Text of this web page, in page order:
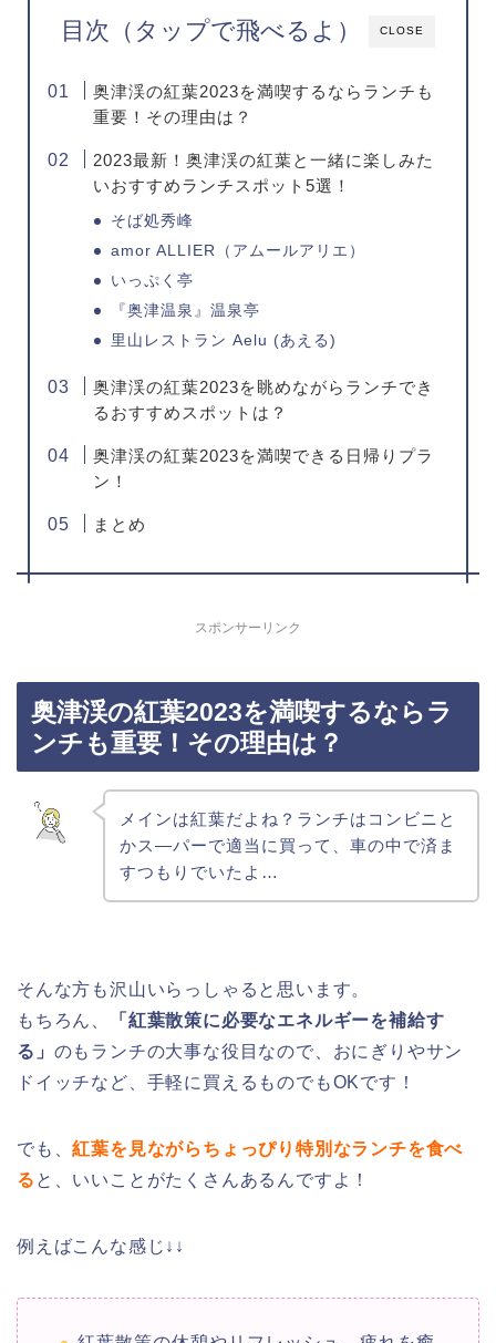
CLOSE
目次（タップで飛べるよ）
奥津渓の紅葉2023を満喫するならランチも
重要！その理由は？
2023最新！奥津渓の紅葉と一緒に楽しみた
いおすすめランチスポット5選！
そば処秀峰
amor ALLIER（アムールアリエ）
いっぷく亭
『奥津温泉』温泉亭
里山レストラン Aelu (あえる)
奥津渓の紅葉2023を眺めながらランチでき
るおすすめスポットは？
奥津渓の紅葉2023を満喫できる日帰りプラ
ン！
まとめ
スポンサーリンク
奥津渓の紅葉2023を満喫するならラ
ンチも重要！その理由は？
メインは紅葉だよね？ランチはコンビニと
かス―パーで適当に買って、車の中で済ま
すつもりでいたよ…
そんな方も沢山いらっしゃると思います。
もちろん、
「紅葉散策に必要なエネルギーを補給す
る」 のもランチの大事な役目なので、おにぎりやサン
ドイッチなど、手軽に買えるものでもOKです！
でも、紅葉を見ながらちょっぴり特別なランチを食べ
る と、いいことがたくさんあるんですよ！
例えばこんな感じ↓↓